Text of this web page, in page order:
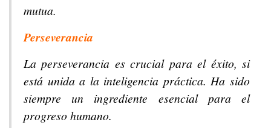
mutua.
Perseverancia
La perseverancia es crucial para el éxito, si
está unida a la inteligencia práctica. Ha sido
siempre un ingrediente esencial para el
progreso humano.